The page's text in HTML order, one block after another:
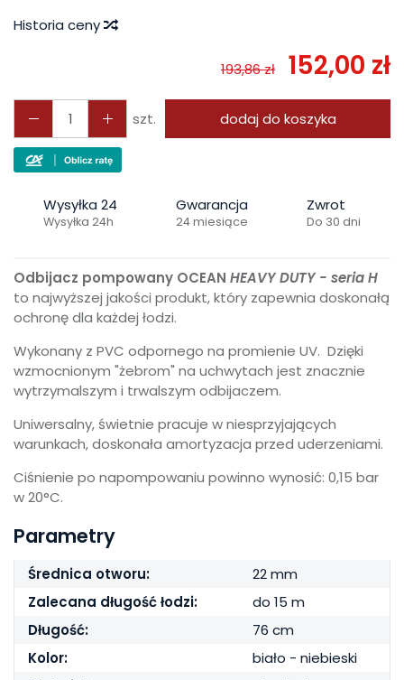
Historia ceny
193,86 zł 152,00 zł
szt. dodaj do koszyka
Wysyłka 24
Wysyłka 24h
Gwarancja
24 miesiące
Zwrot
Do 30 dni
Odbijacz pompowany OCEAN HEAVY DUTY - seria H
to najwyższej jakości produkt, który zapewnia doskonałą
ochronę dla każdej łodzi.
Wykonany z PVC odpornego na promienie UV. Dzięki
wzmocnionym "żebrom" na uchwytach jest znacznie
wytrzymalszym i trwalszym odbijaczem.
Uniwersalny, świetnie pracuje w niesprzyjających
warunkach, doskonała amortyzacja przed uderzeniami.
Ciśnienie po napompowaniu powinno wynosić: 0,15 bar
w 20°C.
Parametry
Średnica otworu:
22 mm
Zalecana długość łodzi:
do 15 m
Długość:
76 cm
Kolor:
biało - niebieski